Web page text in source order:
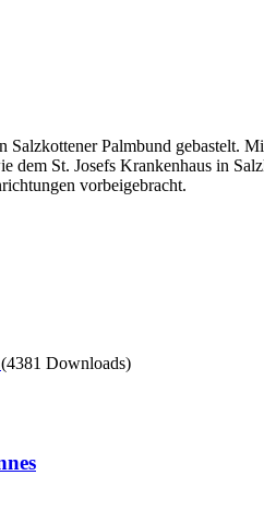
Salzkottener Palmbund
dem St. Josefs Krankenhaus in
vorbeigebracht.
(4381 Downloads)